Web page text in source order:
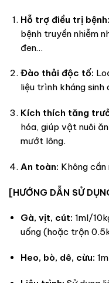
Hỗ trợ điều trị bệnh:
bệnh truyền nhiễm
đen…
Đào thải độc tố:
liệu trình kháng sinh
Kích thích tăng
hóa, giúp vật nuôi
mướt lông.
An toàn: Không
[HƯỚNG DẪN SỬ
Gà, vịt, cút: 1ml/
uống (hoặc trộn
Heo, bò, dê, cừu: